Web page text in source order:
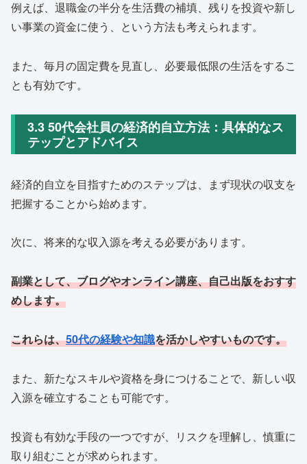
例えば、退職金の半分を生活費の補填、残りを投資や新し
い事業の資金に使う、という方法も考えられます。
また、毎月の固定費を見直し、必要最低限の生活をするこ
とも有効です。
3.3 50代会社員の経済的自立方法：具体的なス
テップとアドバイス
経済的自立を目指すためのステップは、まず現状の収支を
把握することから始めます。
次に、将来的な収入源を考える必要があります。
副業として、ブログやオンライン講座、自己出版をおすす
めします。
これらは、50代の経験や知識を活かしやすいものです。
また、新たなスキルや資格を身につけることで、新しい収
入源を確立することも可能です。
投資も有効な手段の一つですが、リスクを理解し、慎重に
取り組むことが求められます。